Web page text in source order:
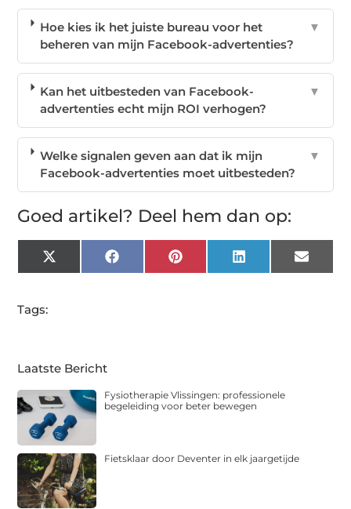
Hoe kies ik het juiste bureau voor het
beheren van mijn Facebook-advertenties?
▼
Kan het uitbesteden van Facebook-
advertenties echt mijn ROI verhogen?
▼
Welke signalen geven aan dat ik mijn
Facebook-advertenties moet uitbesteden?
▼
Goed artikel? Deel hem dan op:
X
(Twitter)
FacebookPinterest LinkedIn Email
Tags:
Laatste Bericht
Fysiotherapie Vlissingen: professionele
begeleiding voor beter bewegen
Fietsklaar door Deventer in elk jaargetijde